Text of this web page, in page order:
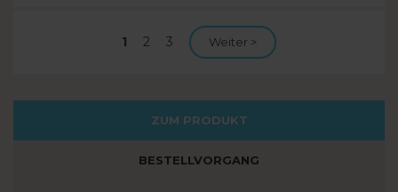
Aktuelle
1 Seite
2 Seite
3 Nächste Seite
Weiter >
ZUM PRODUKT
BESTELLVORGANG